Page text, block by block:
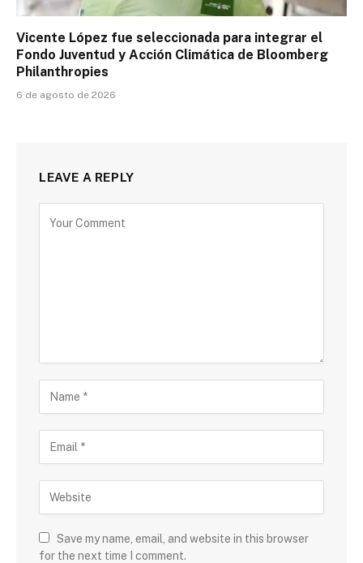
Vicente López fue seleccionada para integrar el
Fondo Juventud y Acción Climática de Bloomberg
Philanthropies
6 de agosto de 2026
LEAVE A REPLY
Save my name, email, and website in this browser
for the next time I comment.